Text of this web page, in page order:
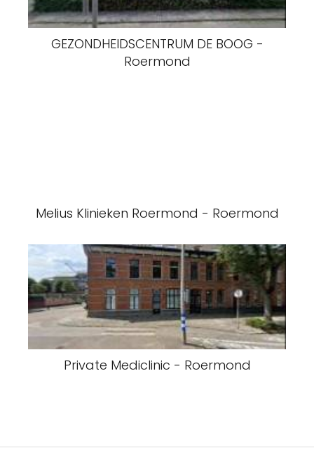
GEZONDHEIDSCENTRUM DE BOOG -
Roermond
Melius Klinieken Roermond - Roermond
Private Mediclinic - Roermond